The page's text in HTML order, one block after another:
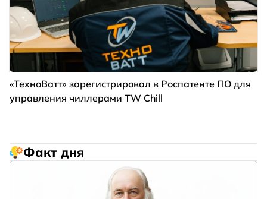
«ТехноВатт» зарегистрировал в Роспатенте ПО для
управления чиллерами TW Chill
Факт дня